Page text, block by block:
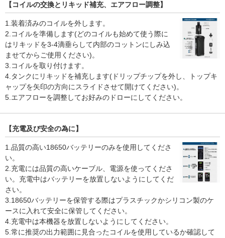
【コイルの交換とリキッド補充、エアフロー調整】
1.装着済みのコイルを外します。
2.コイルを準備します(どのコイルも始めて使う際に
はリキッドを3-4滴垂らして内部のコットンにしみ込
ませてからご使用ください)。
3.コイルを取り付けます。
4.タンクにリキッドを補充します(ドリップチップを外し、トップキ
ャップを矢印の方向にスライドさせて開けてください)。
5.エアフローを調整してお好みのドローにしてください。
【充電及び安全の為に】
1.品質の高い18650バッテリーのみを使用してくださ
い。
2.充電には品質の高いケーブル、電源を使ってくださ
い。充電中はバッテリーを放置しないようにしてくだ
さい。
3.18650バッテリーを保管する際はプラスチックかシリコン製のケ
ースに入れて安全に保管してください。
4.充電中は本機器を放置しないようにしてください。
5.常に推奨の出力範囲に見合ったコイルを使用しているか確認して